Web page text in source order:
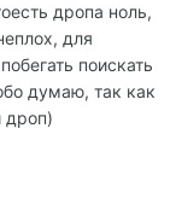
дропа ноль,
для
поискать
думаю, так как
дроп)